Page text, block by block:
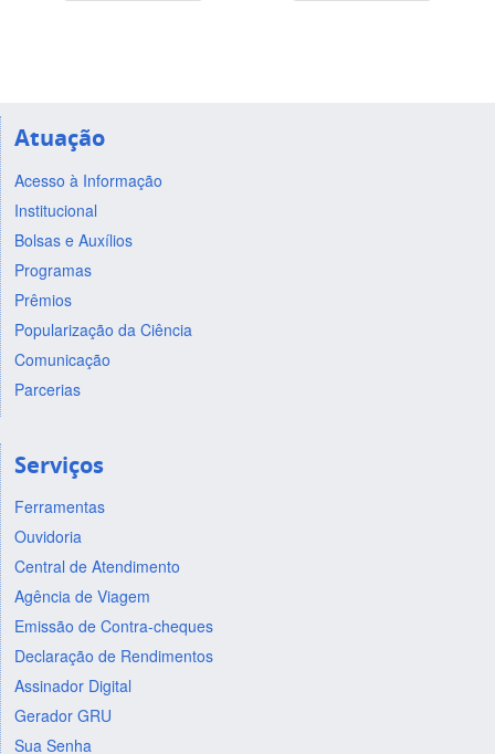
Atuação
Acesso à Informação
Institucional
Bolsas e Auxílios
Programas
Prêmios
Popularização da Ciência
Comunicação
Parcerias
Serviços
Ferramentas
Ouvidoria
Central de Atendimento
Agência de Viagem
Emissão de Contra-cheques
Declaração de Rendimentos
Assinador Digital
Gerador GRU
Sua Senha